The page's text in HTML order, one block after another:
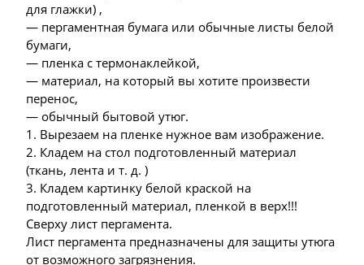
для глажки) ,
— пергаментная бумага или обычные листы белой
бумаги,
— пленка с термонаклейкой,
— материал, на который вы хотите произвести
перенос,
— обычный бытовой утюг.
1. Вырезаем на пленке нужное вам изображение.
2. Кладем на стол подготовленный материал
(ткань, лента и т. д. )
3. Кладем картинку белой краской на
подготовленный материал, пленкой в верх!!!
Сверху лист пергамента.
Лист пергамента предназначены для защиты утюга
от возможного загрязнения.